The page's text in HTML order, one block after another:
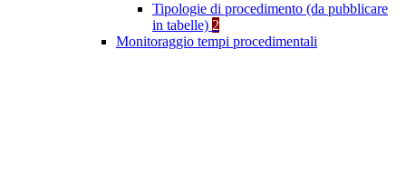
Tipologie di procedimento (da pubblicare
in tabelle) 2
Monitoraggio tempi procedimentali